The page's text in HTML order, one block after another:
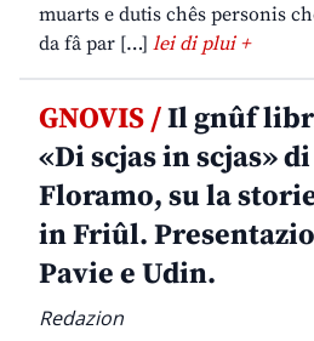
muarts e dutis chês personis
da fâ par […] lei di plui +
GNOVIS /Il gnûf
«Di scjas in scjas»
Floramo, su la
in Friûl.
Pavie e Udin.
Redazion